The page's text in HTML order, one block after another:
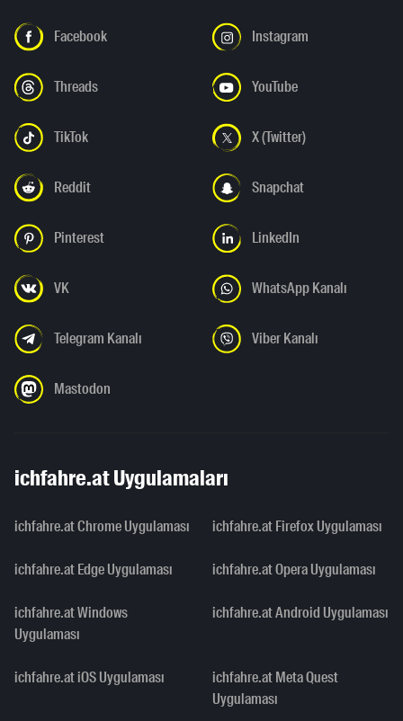
Facebook Instagram
Threads YouTube
TikTok X (Twitter)
Reddit Snapchat
Pinterest LinkedIn
VK WhatsApp Kanalı
Telegram Kanalı Viber Kanalı
Mastodon
ichfahre.at Uygulamaları
ichfahre.at Chrome Uygulaması ichfahre.at Firefox Uygulaması
ichfahre.at Edge Uygulaması ichfahre.at Opera Uygulaması
ichfahre.at Windows
Uygulaması
ichfahre.at Android Uygulaması
ichfahre.at iOS Uygulaması
ichfahre.at Meta Quest
Uygulaması